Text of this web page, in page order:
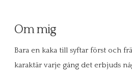
Om mig
Bara en kaka till syftar först och
karaktär varje gång det erbjuds